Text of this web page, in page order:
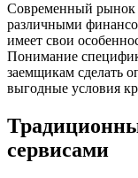
Современный рынок
различными
имеет свои
Понимание
заемщикам сделать
выгодные условия
сервисами